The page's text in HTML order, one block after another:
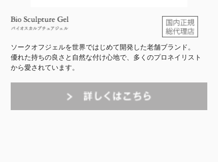
ソークオフジェルを世界ではじめて開発した老舗ブランド。
優れた持ちの良さと自然な付け心地で、多くのプロネイリスト
から愛されています。